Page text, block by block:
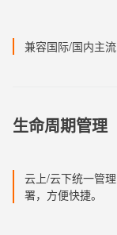
兼容国际/国内主
生命周期管理
云上/云下统一管
署，方便快捷。